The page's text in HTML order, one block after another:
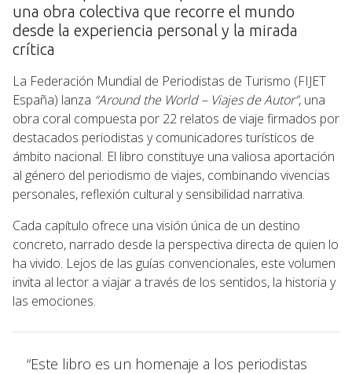
una obra colectiva que recorre el mundo
desde la experiencia personal y la mirada
crítica
La Federación Mundial de Periodistas de Turismo (FIJET
España) lanza “Around the World – Viajes de Autor”, una
obra coral compuesta por 22 relatos de viaje firmados por
destacados periodistas y comunicadores turísticos de
ámbito nacional. El libro constituye una valiosa aportación
al género del periodismo de viajes, combinando vivencias
personales, reflexión cultural y sensibilidad narrativa.
Cada capítulo ofrece una visión única de un destino
concreto, narrado desde la perspectiva directa de quien lo
ha vivido. Lejos de las guías convencionales, este volumen
invita al lector a viajar a través de los sentidos, la historia y
las emociones.
“Este libro es un homenaje a los periodistas